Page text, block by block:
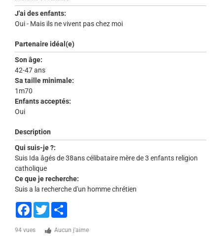
J'ai des enfants:
Oui - Mais ils ne vivent pas chez moi
Partenaire idéal(e)
Son âge:
42-47 ans
Sa taille minimale:
1m70
Enfants acceptés:
Oui
Description
Qui suis-je ?:
Suis Ida âgés de 38ans célibataire mère de 3 enfants religion
catholique
Ce que je recherche:
Suis a la recherche d'un homme chrétien
Facebook
Twitter
94 vues Aucun j'aime